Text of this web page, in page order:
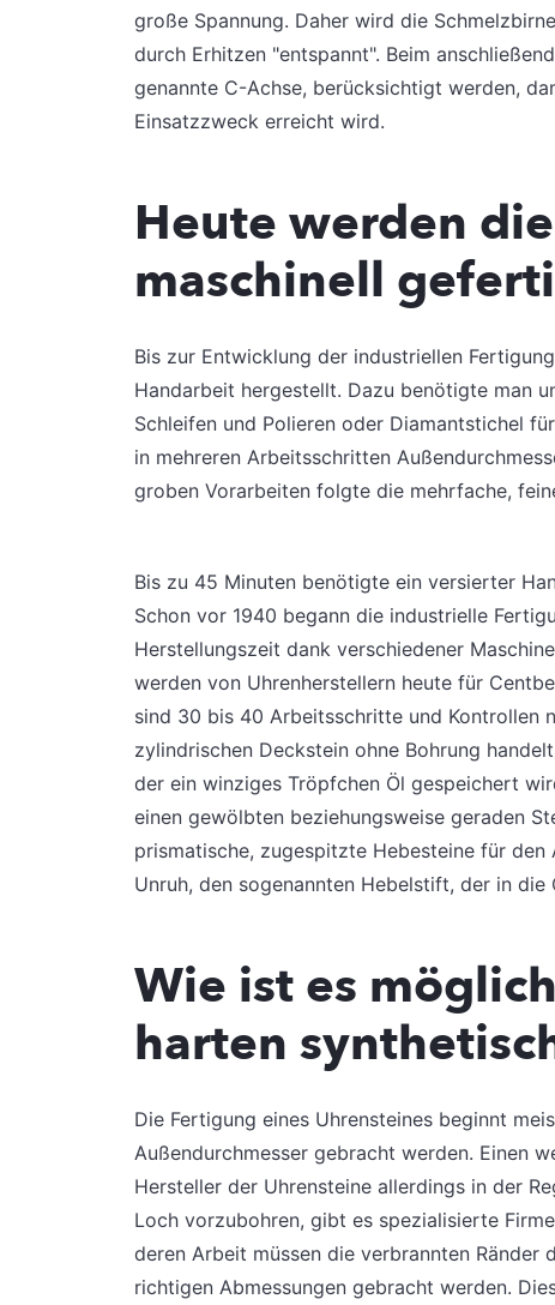
große Spannung. Daher wird die
durch Erhitzen "entspannt". Beim
genannte C-Achse, berücksichtigt werden,
Einsatzzweck erreicht wird.
Heute werden
maschinell
Bis zur Entwicklung der industriellen
Handarbeit hergestellt. Dazu benötigte man
Schleifen und Polieren oder Diamantstichel
in mehreren Arbeitsschritten
groben Vorarbeiten folgte die mehrfache,
Bis zu 45 Minuten benötigte ein versierter
Schon vor 1940 begann die industrielle
Herstellungszeit dank verschiedener
werden von Uhrenherstellern heute für
sind 30 bis 40 Arbeitsschritte und Kontrollen
zylindrischen Deckstein ohne Bohrung
der ein winziges Tröpfchen Öl gespeichert
einen gewölbten beziehungsweise geraden
prismatische, zugespitzte Hebesteine für
Unruh, den sogenannten Hebelstift, der in
Wie ist es
harten
Die Fertigung eines Uhrensteines beginnt
Außendurchmesser gebracht werden. Einen
Hersteller der Uhrensteine allerdings in der
Loch vorzubohren, gibt es spezialisierte
deren Arbeit müssen die verbrannten
richtigen Abmessungen gebracht werden.